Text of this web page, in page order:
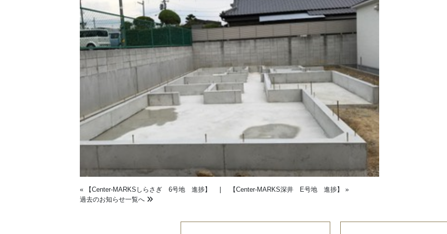
« 【Center-MARKSしらさぎ 6号地 進捗】 【Center-MARKS深井 E号地 進捗】
»
過去のお知らせ一覧へ